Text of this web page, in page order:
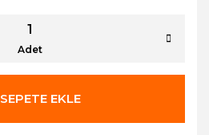
Adet
SEPETE EKLE